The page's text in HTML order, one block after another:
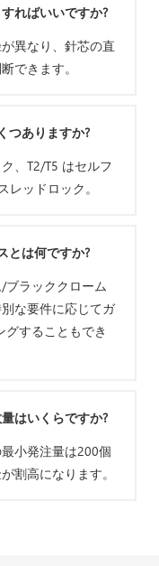
ればいいですか?
異なり、針芯の直
できます。
つありますか?
、T2/T5 はセルフ
レッドロック。
とは何ですか?
ブラッククローム
な要件に応じてガ
することもでき
はいくらですか?
小発注量は200個
割高になります。